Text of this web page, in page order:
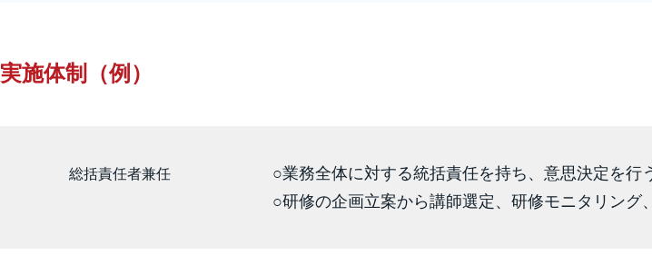
実施体制（例）
総括責任者兼任
○業務全体に対する統括責任を持ち、意思決定を行
○研修の企画立案から講師選定、研修モニタリン